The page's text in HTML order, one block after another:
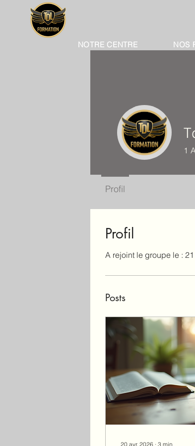
NOTRE CENTRE NOS
Profil
A rejoint le groupe le :
Posts
20 avr. 2026 ∙ 3 min
1
Profil